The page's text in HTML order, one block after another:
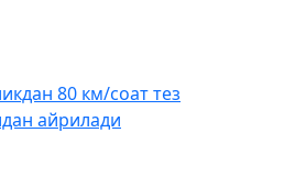
80 км/соат тез
айрилади